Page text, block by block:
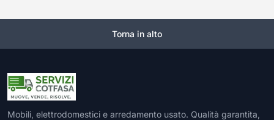
Torna in alto
Mobili, elettrodomestici e arredamento usato. Qualità garantita,